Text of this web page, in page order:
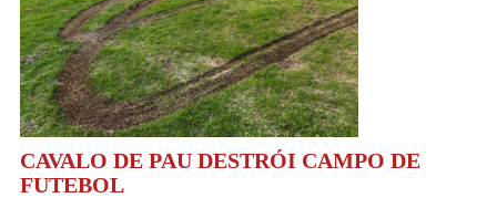
CAVALO DE PAU DESTRÓI CAMPO DE
FUTEBOL